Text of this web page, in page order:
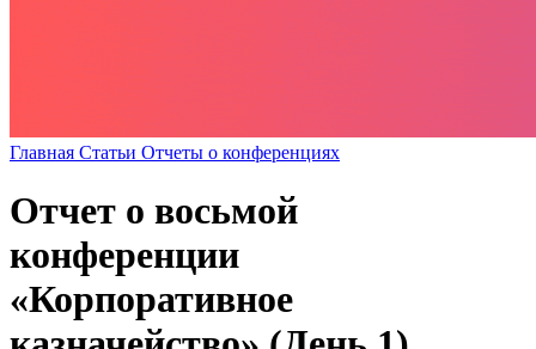
Главная Статьи Отчеты о конференциях
Отчет о восьмой
конференции
«Корпоративное